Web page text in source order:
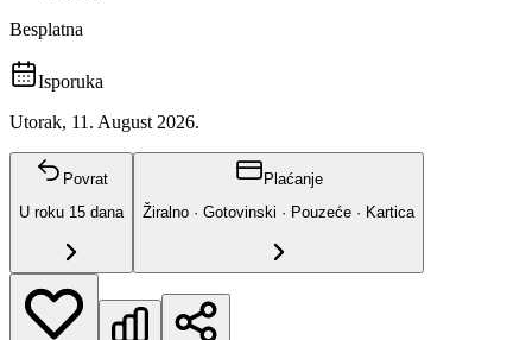
Besplatna
Isporuka
Utorak, 11. August 2026.
Povrat
U roku 15 dana
Plaćanje
Žiralno · Gotovinski · Pouzeće · Kartica